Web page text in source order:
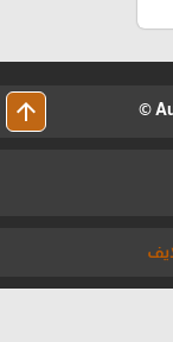
arrow_upward